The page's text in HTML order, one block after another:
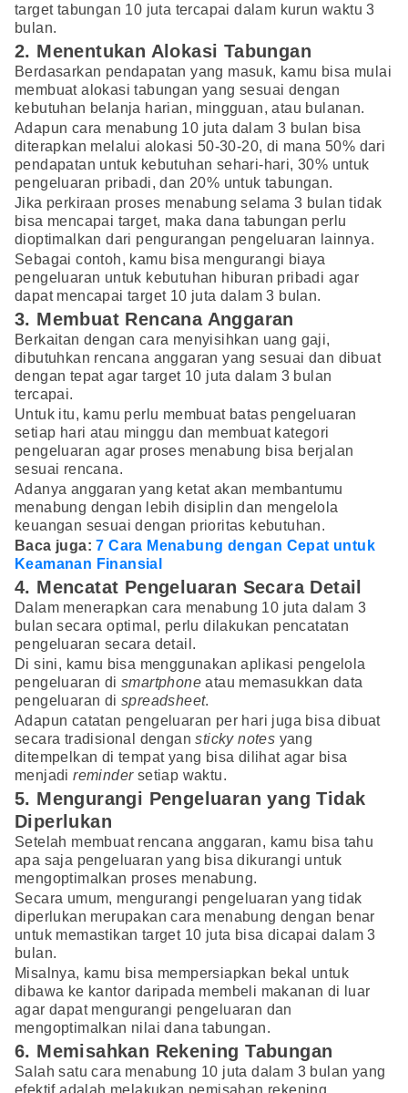
target tabungan 10 juta tercapai dalam kurun waktu 3
bulan.
2. Menentukan Alokasi Tabungan
Berdasarkan pendapatan yang masuk, kamu bisa mulai
membuat alokasi tabungan yang sesuai dengan
kebutuhan belanja harian, mingguan, atau bulanan.
Adapun cara menabung 10 juta dalam 3 bulan bisa
diterapkan melalui alokasi 50-30-20, di mana 50% dari
pendapatan untuk kebutuhan sehari-hari, 30% untuk
pengeluaran pribadi, dan 20% untuk tabungan.
Jika perkiraan proses menabung selama 3 bulan tidak
bisa mencapai target, maka dana tabungan perlu
dioptimalkan dari pengurangan pengeluaran lainnya.
Sebagai contoh, kamu bisa mengurangi biaya
pengeluaran untuk kebutuhan hiburan pribadi agar
dapat mencapai target 10 juta dalam 3 bulan.
3. Membuat Rencana Anggaran
Berkaitan dengan cara menyisihkan uang gaji,
dibutuhkan rencana anggaran yang sesuai dan dibuat
dengan tepat agar target 10 juta dalam 3 bulan
tercapai.
Untuk itu, kamu perlu membuat batas pengeluaran
setiap hari atau minggu dan membuat kategori
pengeluaran agar proses menabung bisa berjalan
sesuai rencana.
Adanya anggaran yang ketat akan membantumu
menabung dengan lebih disiplin dan mengelola
keuangan sesuai dengan prioritas kebutuhan.
Baca juga:7 Cara Menabung dengan Cepat untuk
Keamanan Finansial
4. Mencatat Pengeluaran Secara Detail
Dalam menerapkan cara menabung 10 juta dalam 3
bulan secara optimal, perlu dilakukan pencatatan
pengeluaran secara detail.
Di sini, kamu bisa menggunakan aplikasi pengelola
pengeluaran dismartphone atau memasukkan data
pengeluaran dispreadsheet.
Adapun catatan pengeluaran per hari juga bisa dibuat
secara tradisional dengansticky notes yang
ditempelkan di tempat yang bisa dilihat agar bisa
menjadiremindersetiap waktu.
5. Mengurangi Pengeluaran yang Tidak
Diperlukan
Setelah membuat rencana anggaran, kamu bisa tahu
apa saja pengeluaran yang bisa dikurangi untuk
mengoptimalkan proses menabung.
Secara umum, mengurangi pengeluaran yang tidak
diperlukan merupakan cara menabung dengan benar
untuk memastikan target 10 juta bisa dicapai dalam 3
bulan.
Misalnya, kamu bisa mempersiapkan bekal untuk
dibawa ke kantor daripada membeli makanan di luar
agar dapat mengurangi pengeluaran dan
mengoptimalkan nilai dana tabungan.
6. Memisahkan Rekening Tabungan
Salah satu cara menabung 10 juta dalam 3 bulan yang